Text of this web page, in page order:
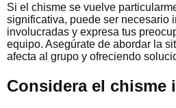
Si el chisme se vuelve
significativa, puede ser necesario
involucradas y expresa tus
equipo. Asegúrate de abordar la
afecta al grupo y ofreciendo
Considera el chisme